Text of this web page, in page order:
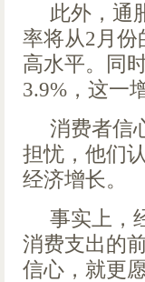
此外，通
率将从2月份
高水平。同
3.9%，这一
消费者信
担忧，他们
经济增长。
事实上，
消费支出的
信心，就更